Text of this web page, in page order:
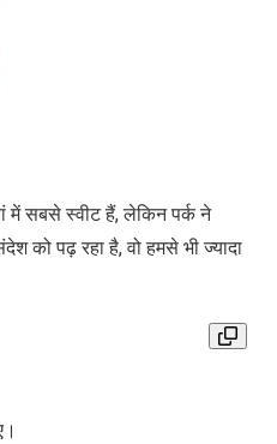
में सबसे स्वीट हैं, लेकिन पर्क ने
को पढ़ रहा है, वो हमसे भी ज्यादा